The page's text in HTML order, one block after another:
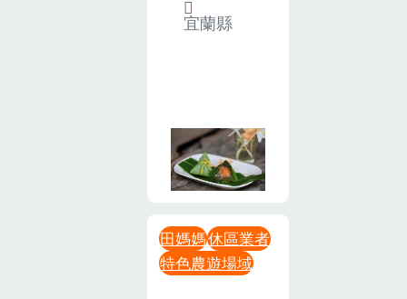
宜蘭縣
田媽媽休區業者
特色農遊場域